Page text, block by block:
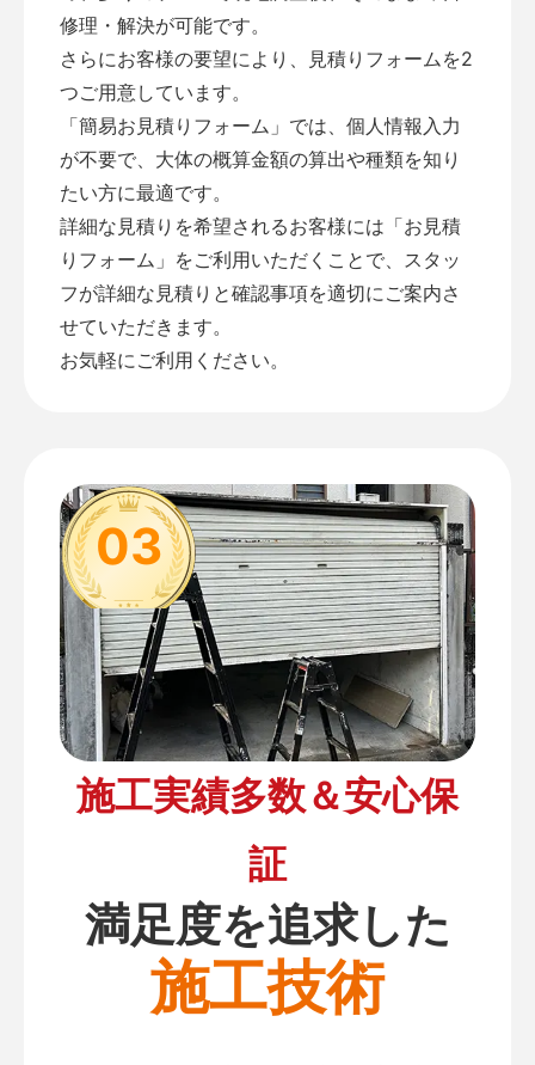
修理・解決が可能です。
さらにお客様の要望により、見積りフォームを2
つご用意しています。
「簡易お見積りフォーム 」では、個人情報入力
が不要で、大体の概算金額の算出や種類を知り
たい方に最適です。
詳細な見積りを希望されるお客様には「お見積
りフォーム 」をご利用いただくことで、スタッ
フが詳細な見積りと確認事項を適切にご案内さ
せていただきます。
お気軽にご利用ください。
03
施工実績多数＆安心保
証
満足度を追求した
施工技術